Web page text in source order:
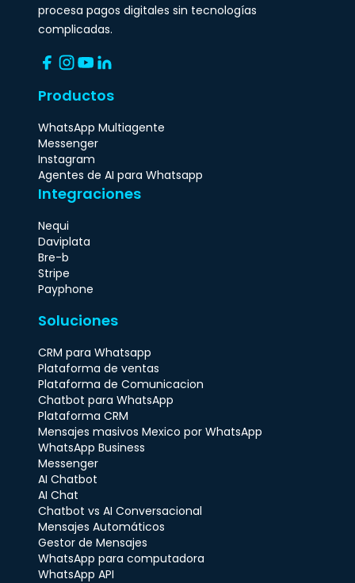
procesa pagos digitales sin tecnologías
complicadas.
Productos
WhatsApp Multiagente
Messenger
Instagram
Agentes de AI para Whatsapp
Integraciones
Nequi
Daviplata
Bre-b
Stripe
Payphone
Soluciones
CRM para Whatsapp
Plataforma de ventas
Plataforma de Comunicacion
Chatbot para WhatsApp
Plataforma CRM
Mensajes masivos Mexico por WhatsApp
WhatsApp Business
Messenger
AI Chatbot
AI Chat
Chatbot vs AI Conversacional
Mensajes Automáticos
Gestor de Mensajes
WhatsApp para computadora
WhatsApp API